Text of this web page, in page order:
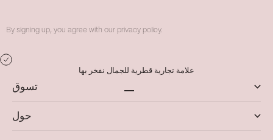
By signing up, you agree with our privacy policy.
علامة تجارية قطرية للجمال نفخر بها
تسوق
حول